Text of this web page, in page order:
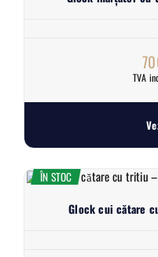
TVA
Glock cui cătare
ÎN STOC